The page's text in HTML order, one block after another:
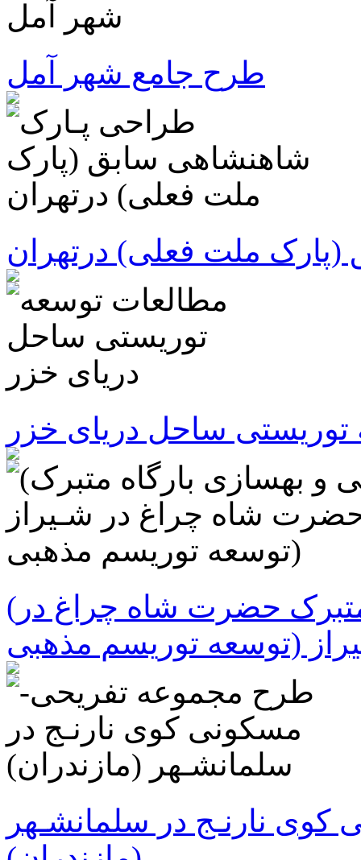
طرح جامع شهر آمل
ملت فعلی) درتهران
ساحل دریای خزر
(طراحی و بهسازی بارگاه متبرک حضرت شاه چراغ در
(توسعه توریسم مذهبی
نارنـج در سلمانشـهر